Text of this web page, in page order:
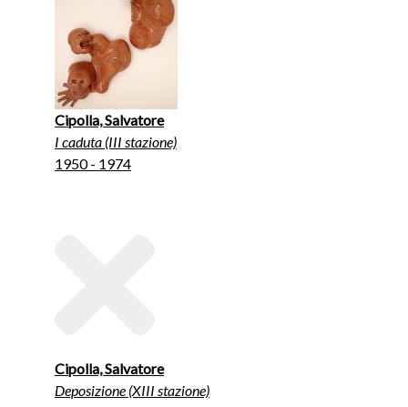
Cipolla, Salvatore
I caduta (III stazione)
1950 - 1974
Cipolla, Salvatore
Deposizione (XIII stazione)